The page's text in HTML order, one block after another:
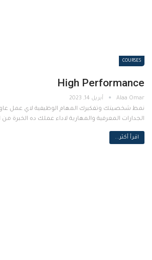
COURSES
High Performance
أبريل 14, 2023
نمط شخصيتك وتفكيرك المهام الوظيفية لاي عمل
الجدارات المعرفية والمهارية لاداء عملك ده الخبرة من
اقرأ أكثر...